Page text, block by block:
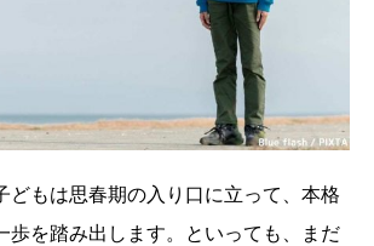
どもは思春期の入り口に立って、本格
歩を踏み出します。といっても、まだ